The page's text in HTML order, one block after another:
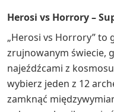
Herosi vs Horrory –
„Herosi vs Horrory” to
zrujnowanym świecie,
najeźdźcami z
wybierz jeden z 12
zamknąć